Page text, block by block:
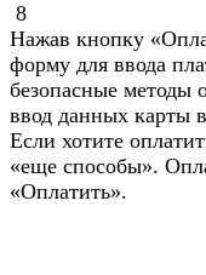
8
Нажав кнопку
форму для ввода
безопасные
ввод данных карты
Если хотите
«еще способы».
«Оплатить».